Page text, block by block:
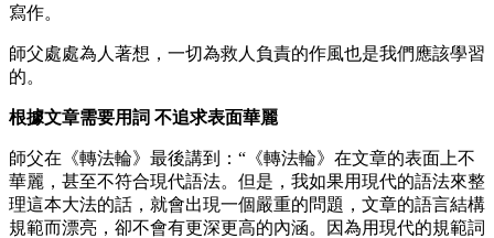
寫作。
師父處處為人著想，一切為救人負責的作風也是我們應該學習
的。
根據文章需要用詞 不追求表面華麗
師父在《轉法輪》最後講到：“《轉法輪》在文章的表面上不
華麗，甚至不符合現代語法。但是，我如果用現代的語法來整
理這本大法的話，就會出現一個嚴重的問題，文章的語言結構
規範而漂亮，卻不會有更深更高的內涵。因為用現代的規範詞